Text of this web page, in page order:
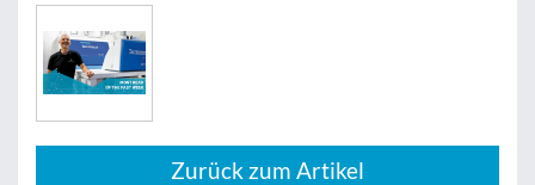
Zurück zum Artikel